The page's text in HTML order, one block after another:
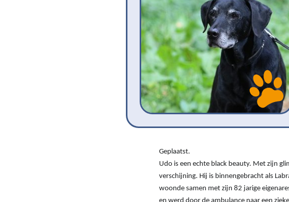
Geplaatst.
Udo is een echte black beauty. Met zijn
verschijning. Hij is binnengebracht als
woonde samen met zijn 82 jarige